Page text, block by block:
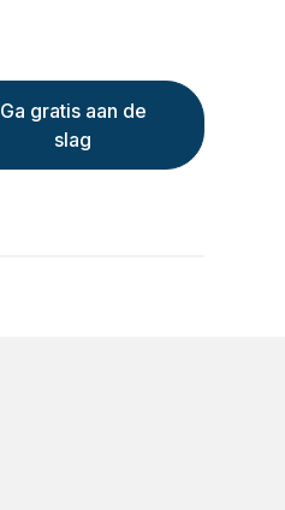
Ga gratis aan de
slag